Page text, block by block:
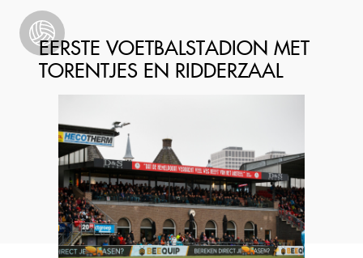
EERSTE VOETBALSTADION MET
TORENTJES EN RIDDERZAAL